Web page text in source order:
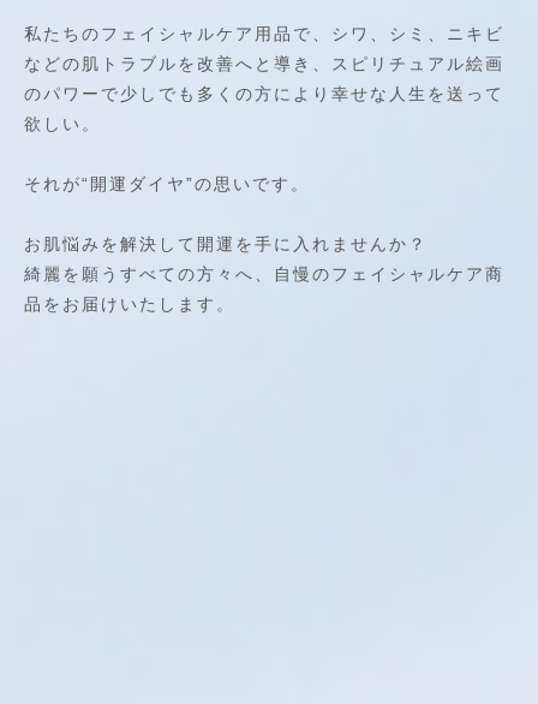
私たちのフェイシャルケア用品で、シワ、シミ、ニキビ
などの肌トラブルを改善へと導き、スピリチュアル絵画
のパワーで少しでも多くの方により幸せな人生を送って
欲しい。
それが“開運ダイヤ”の思いです。
お肌悩みを解決して開運を手に入れませんか？
綺麗を願うすべての方々へ、自慢のフェイシャルケア商
品をお届けいたします。